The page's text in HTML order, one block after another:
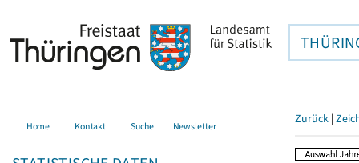
Home Kontakt Suche Newsletter Zurück |